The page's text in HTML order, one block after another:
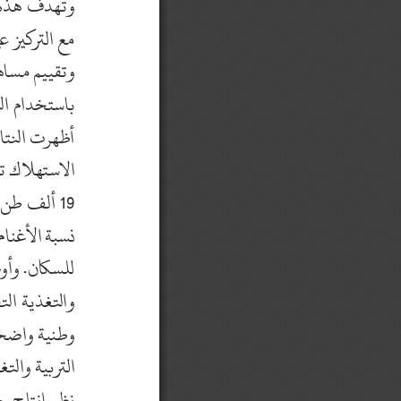
باستخدام البيانات الرسمية الوطنية والدولية، بالإضافة إلى الدراسات العربية ذات الصلة.
أظهرت
الاستهلاك
19
نسبة الأغنام ضمن إجمالي استهلاك اللحوم الحمراء، مما يعكس تغيرات في التركيبة الغذائية
للسكان. وأوضحت الدراسة أن الإنتاج المحلي يتأثر بالموارد الطبيعية المحدودة، نظم التربية
التربية والتغذية، تقديم الدعم المالي والفني للمربين، تطوير البنية التحتية، وتشجيع اعتماد
نظم إنتاج حديثة، بهدف تعزيز الأمن الغذائي الحيواني بشكل مستدام.